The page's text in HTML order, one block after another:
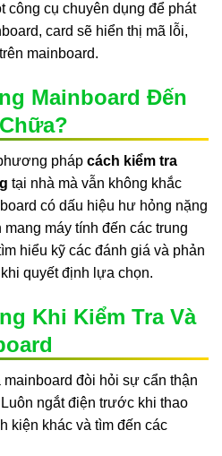
công cụ chuyên dụng để phát
card sẽ hiển thị mã lỗi,
mainboard.
Mainboard Đến
pháp cách kiểm tra
tại nhà mà vẫn không khắc
có dấu hiệu hư hỏng nặng
máy tính đến các trung
hiểu kỹ các đánh giá và phản
quyết định lựa chọn.
Khi Kiểm Tra Và
đòi hỏi sự cẩn thận
ngắt điện trước khi thao
kiện khác và tìm đến các